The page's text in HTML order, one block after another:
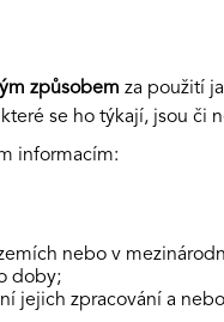
způsobem za použití
se ho týkají, jsou či
informacím:
nebo v
doby;
jejich zpracování a